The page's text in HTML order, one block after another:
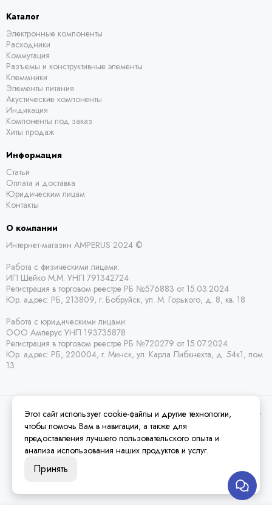
Каталог
Электронные компоненты
Расходники
Коммутация
Разъемы и конструктивные элементы
Клеммники
Элементы питания
Акустические компоненты
Индикация
Компоненты под заказ
Хиты продаж
Информация
Статьи
Оплата и доставка
Юридическим лицам
Контакты
О компании
Интернет-магазин AMPERUS 2024 ©
Работа с физическими лицами:
ИП Шейко М.М. УНП 791342724
Регистрация в торговом реестре РБ №576883 от 15.03.2024
Юр. адрес: РБ, 213809, г. Бобруйск, ул. М. Горького, д. 8, кв. 18
Работа с юридическими лицами:
ООО Амперус УНП 193735878
Регистрация в торговом реестре РБ №720279 от 15.07.2024
Юр. адрес: РБ, 220004, г. Минск, ул. Карла Либкнехта, д. 54к1, пом.
13
2026 © Amperus Радиодетали Минск | купить в розницу, оптом и почтой по
Беларуси.Карта сайта
Этот сайт использует cookie-файлы и другие технологии,
чтобы помочь Вам в навигации, а также для
предоставления лучшего пользовательского опыта и
анализа использования наших продуктов и услуг.
Принять